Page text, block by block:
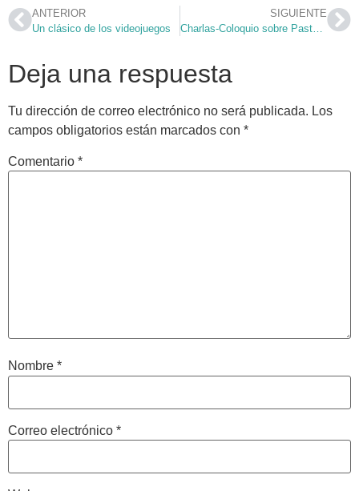
ANTERIOR
Un clásico de los videojuegos
SIGUIENTE
Charlas-Coloquio sobre Pastoral Familiar
Deja una respuesta
Tu dirección de correo electrónico no será publicada. Los
campos obligatorios están marcados con *
Comentario *
Nombre *
Correo electrónico *